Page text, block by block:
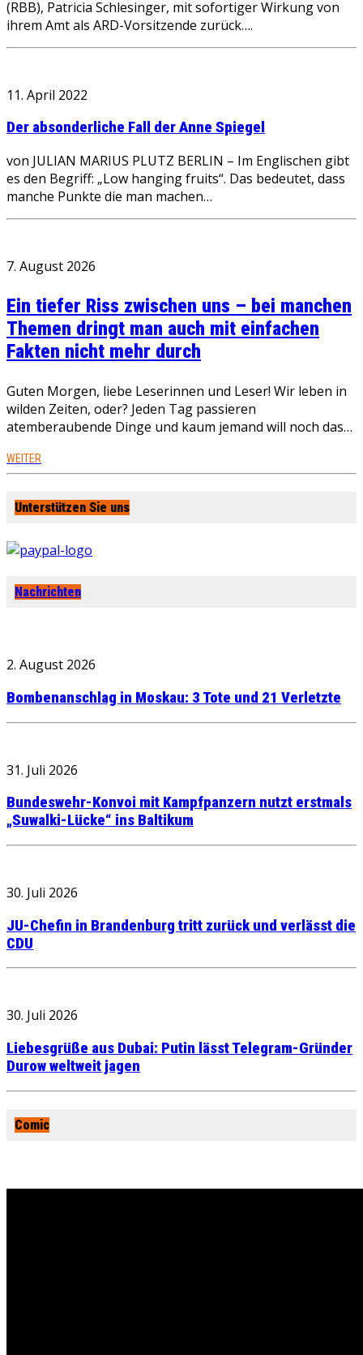
(RBB), Patricia Schlesinger, mit sofortiger Wirkung von
ihrem Amt als ARD-Vorsitzende zurück….
11. April 2022
Der absonderliche Fall der Anne Spiegel
von JULIAN MARIUS PLUTZ BERLIN – Im Englischen gibt
es den Begriff: „Low hanging fruits“. Das bedeutet, dass
manche Punkte die man machen…
7. August 2026
Ein tiefer Riss zwischen uns – bei manchen
Themen dringt man auch mit einfachen
Fakten nicht mehr durch
Guten Morgen, liebe Leserinnen und Leser! Wir leben in
wilden Zeiten, oder? Jeden Tag passieren
atemberaubende Dinge und kaum jemand will noch das…
WEITER
Unterstützen Sie uns
Nachrichten
2. August 2026
Bombenanschlag in Moskau: 3 Tote und 21 Verletzte
31. Juli 2026
Bundeswehr-Konvoi mit Kampfpanzern nutzt erstmals
„Suwalki-Lücke“ ins Baltikum
30. Juli 2026
JU-Chefin in Brandenburg tritt zurück und verlässt die
CDU
30. Juli 2026
Liebesgrüße aus Dubai: Putin lässt Telegram-Gründer
Durow weltweit jagen
Comic